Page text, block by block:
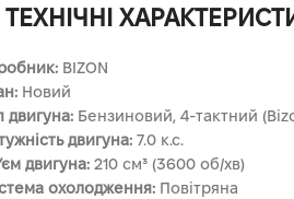
BIZON
Новий
двигуна: Бензиновий, 4-тактний
двигуна: 7.0 к.с.
двигуна: 210 см³ (3600 об/хв)
охолодження: Повітряна